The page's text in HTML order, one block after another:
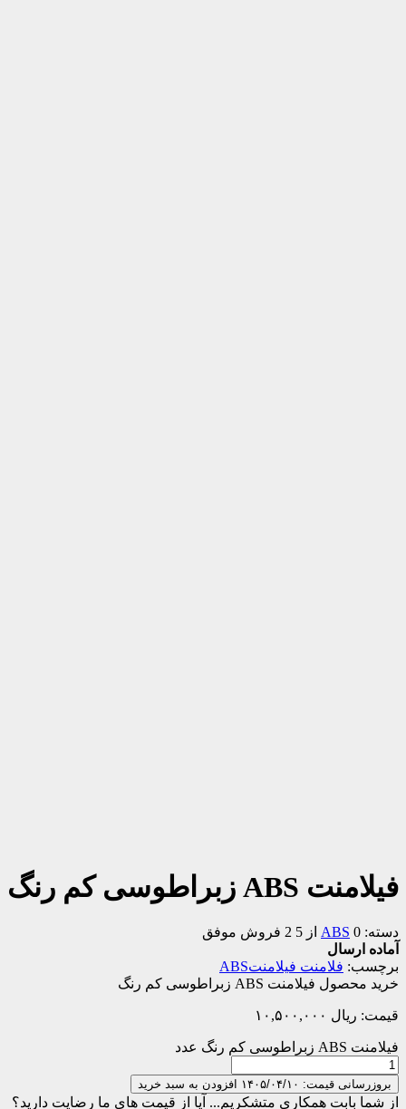
فیلامنت ABS زبراطوسی کم رنگ
دسته: ABS 0 از 5
2 فروش موفق
آماده ارسال
برچسب: فلامنت فیلامنتABS
خرید محصول فیلامنت ABS زبراطوسی کم رنگ
قیمت: ریال
فیلامنت ABS زبراطوسی کم رنگ عدد
بروزرسانی قیمت: ۱۴۰۵/۰۴/۱۰
از شما بابت همکاری متشکریم... آیا از قیمت های ما رضایت دارید؟